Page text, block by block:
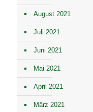
August 2021
Juli 2021
Juni 2021
Mai 2021
April 2021
März 2021